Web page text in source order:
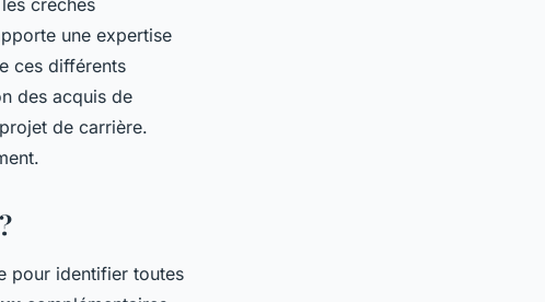
crèches
une expertise
ces différents
des acquis de
de carrière.
pour identifier toutes